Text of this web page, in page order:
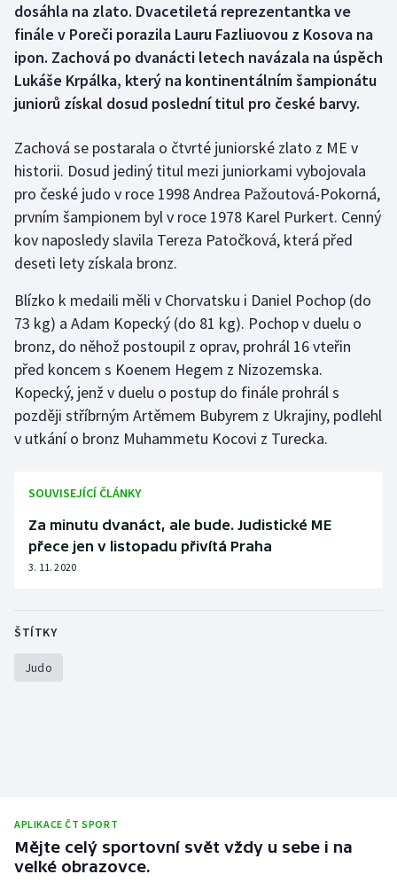
Curling
Dostihy
Golf
Gymnastika
Jezdectví
Judo
Krasobruslení
Lyže a snowboard
Moderní pětiboj
Olympijské hry
Parasport
Rychlobruslení
dosáhla na zlato. Dvacetiletá reprezentantka ve
finále v Poreči porazila Lauru Fazliuovou z Kosova na
ipon. Zachová po dvanácti letech navázala na úspěch
Lukáše Krpálka, který na kontinentálním šampionátu
juniorů získal dosud poslední titul pro české barvy.
Zachová se postarala o čtvrté juniorské zlato z ME v
historii. Dosud jediný titul mezi juniorkami vybojovala
pro české judo v roce 1998 Andrea Pažoutová-Pokorná,
prvním šampionem byl v roce 1978 Karel Purkert. Cenný
kov naposledy slavila Tereza Patočková, která před
deseti lety získala bronz.
Blízko k medaili měli v Chorvatsku i Daniel Pochop (do
73 kg) a Adam Kopecký (do 81 kg). Pochop v duelu o
bronz, do něhož postoupil z oprav, prohrál 16 vteřin
před koncem s Koenem Hegem z Nizozemska.
Kopecký, jenž v duelu o postup do finále prohrál s
později stříbrným Artěmem Bubyrem z Ukrajiny, podlehl
v utkání o bronz Muhammetu Kocovi z Turecka.
SOUVISEJÍCÍ ČLÁNKY
Za minutu dvanáct, ale bude. Judistické ME
přece jen v listopadu přivítá Praha
3. 11. 2020
ŠTÍTKY
Judo
APLIKACE ČT SPORT
Mějte celý sportovní svět vždy u sebe i na
velké obrazovce.